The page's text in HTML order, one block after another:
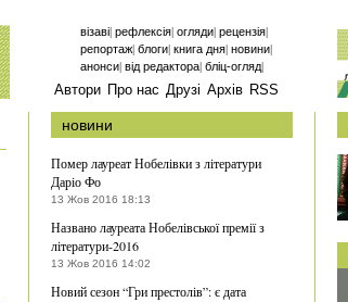
візаві| рефлексія| огляди| рецензія|
репортаж| блоги| книга дня| новини|
анонси| від редактора| бліц-огляд|
Автори Про нас Друзі Архів RSS
новини
Помер лауреат Нобелівки з літератури
Даріо Фо
13 Жов 2016 18:13
Названо лауреата Нобелівської премії з
літератури-2016
13 Жов 2016 14:02
Новий сезон “Гри престолів”: є дата